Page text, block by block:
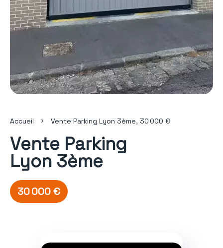
Accueil Vente Parking Lyon 3ème, 30 000 €
Vente Parking
Lyon 3ème
30 000 €